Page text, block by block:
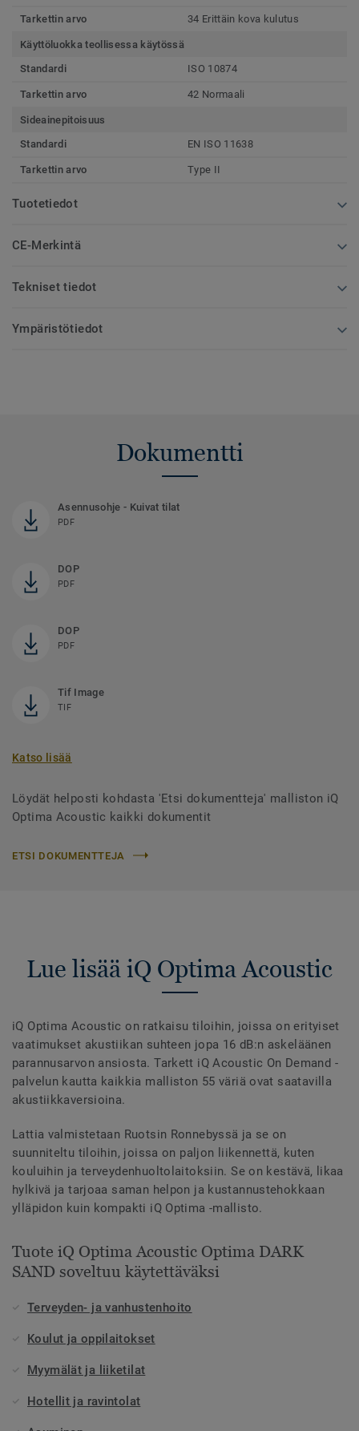
Tarkettin arvo 34 Erittäin kova kulutus
Käyttöluokka teollisessa käytössä
Standardi
ISO 10874
Tarkettin arvo 42 Normaali
Sideainepitoisuus
Standardi
EN ISO 11638
Tarkettin arvo Type II
Tuotetiedot
CE-Merkintä
Tekniset tiedot
Ympäristötiedot
Dokumentti
Asennusohje - Kuivat tilat
PDF
DOP
PDF
DOP
PDF
Tif Image
TIF
Katso lisää
Löydät helposti kohdasta 'Etsi dokumentteja' malliston iQ
Optima Acoustic kaikki dokumentit
ETSI DOKUMENTTEJA
Lue lisää iQ Optima Acoustic
iQ Optima Acoustic on ratkaisu tiloihin, joissa on erityiset
vaatimukset akustiikan suhteen jopa 16 dB:n askeläänen
parannusarvon ansiosta. Tarkett iQ Acoustic On Demand -
palvelun kautta kaikkia malliston 55 väriä ovat saatavilla
akustiikkaversioina.
Lattia valmistetaan Ruotsin Ronnebyssä ja se on
suunniteltu tiloihin, joissa on paljon liikennettä, kuten
kouluihin ja terveydenhuoltolaitoksiin. Se on kestävä, likaa
hylkivä ja tarjoaa saman helpon ja kustannustehokkaan
ylläpidon kuin kompakti iQ Optima -mallisto.
Tuote iQ Optima Acoustic Optima DARK
SAND soveltuu käytettäväksi
Terveyden- ja vanhustenhoito
Koulut ja oppilaitokset
Myymälät ja liiketilat
Hotellit ja ravintolat